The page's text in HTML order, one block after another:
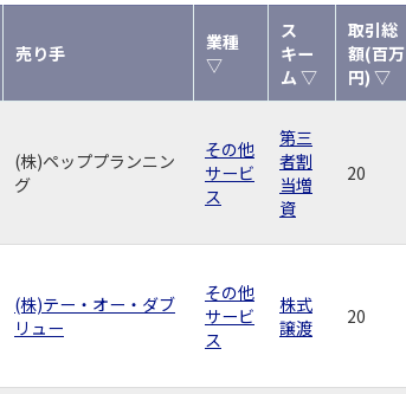
売り手
業種
▽
ス
キー
ム ▽
取引総
額(百万
円) ▽
(株)ペッププランニン
グ
その他
サービ
ス
第三
者割
当増
資
20
(株)テー・オー・ダブ
リュー
その他
サービ
ス
株式
譲渡
20